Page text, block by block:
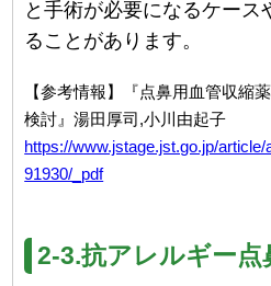
と手術が必要になるケース
ることがあります。
【参考情報】『点鼻用血管収縮
検討』湯田厚司,小川由起子
https://www.jstage.jst.go.jp/
91930/_pdf
2-3.抗アレルギー点